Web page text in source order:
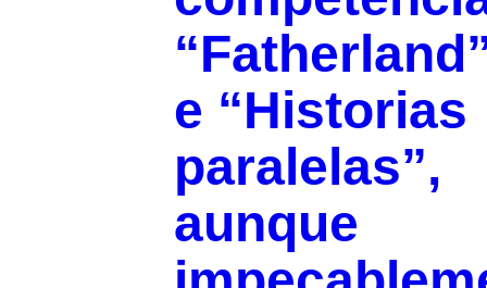
e “Historias
paralelas”,
aunque